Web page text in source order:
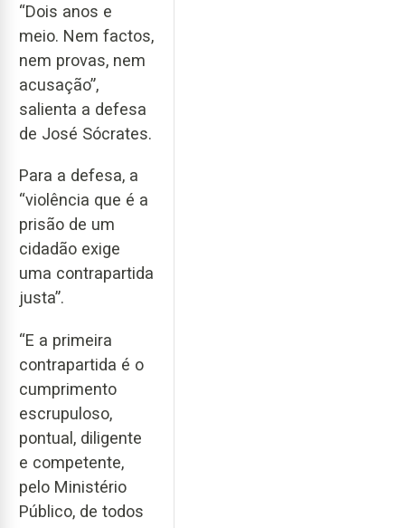
“Dois anos e
meio. Nem factos,
nem provas, nem
acusação”,
salienta a defesa
de José Sócrates.
Para a defesa, a
“violência que é a
prisão de um
cidadão exige
uma contrapartida
justa”.
“E a primeira
contrapartida é o
cumprimento
escrupuloso,
pontual, diligente
e competente,
pelo Ministério
Público, de todos